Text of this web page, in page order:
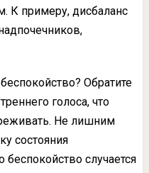
К примеру, дисбаланс
Обратите
голоса, что
Не лишним
состояния
случается